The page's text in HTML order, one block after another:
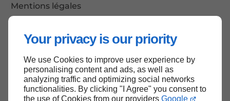
Your privacy is our priority
We use Cookies to improve user experience by
personalising content and ads, as well as
analyzing traffic and optimizing social networks
functionalities. By clicking "I Agree" you consent to
the use of Cookies from our providers Google
Mentions légales
Haut de page